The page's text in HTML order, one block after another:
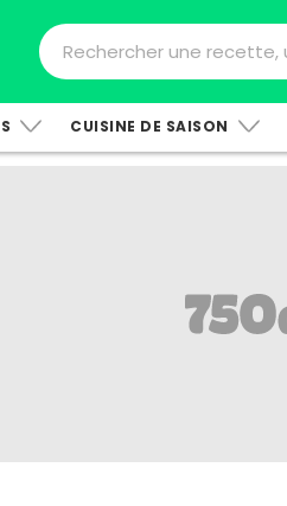
CUISINE DE SAISON